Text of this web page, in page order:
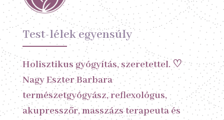
Test-lélek egyensúly
Holisztikus gyógyítás, szeretettel. ♡
Nagy Eszter Barbara
természetgyógyász, reflexológus,
akupresszőr, masszázs terapeuta és